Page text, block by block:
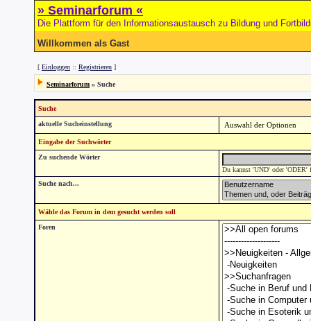
» Seminarforum «
Die Plattform für den Informationsaustausch zu Bildung und
Willkommen als Gast
[ Einloggen :: Registrieren ]
Seminarforum » Suche
Suche
aktuelle Sucheinstellung
Eingabe der Suchwörter
Zu suchende Wörter
Du kannst 'UND' oder 'ODER'
Suche nach...
Wähle das Forum in dem gesucht werden soll
Foren